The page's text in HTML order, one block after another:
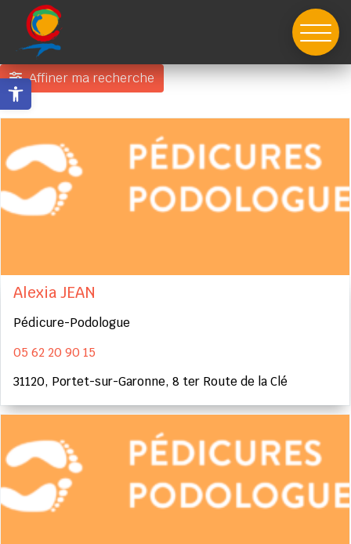
content
Ouvrir la barre d’outils
Affiner ma recherche
Alexia JEAN
Pédicure-Podologue
05 62 20 90 15
31120, Portet-sur-Garonne, 8 ter Route de la Clé